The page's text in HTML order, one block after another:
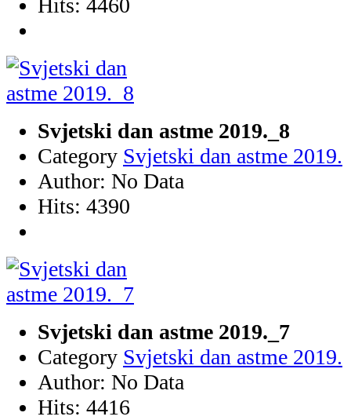
Hits: 4460
Svjetski dan astme 2019._8
Category Svjetski dan astme 2019.
Author: No Data
Hits: 4390
Svjetski dan astme 2019._7
Category Svjetski dan astme 2019.
Author: No Data
Hits: 4416